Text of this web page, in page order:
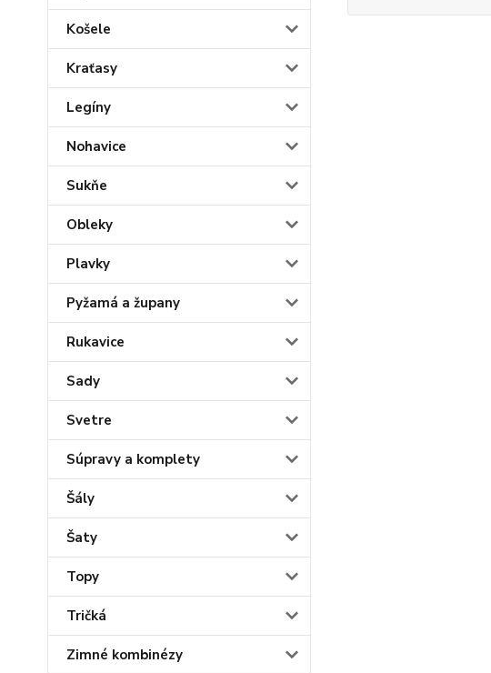
Košele
Kraťasy
Legíny
Nohavice
Sukňe
Obleky
Plavky
Pyžamá a župany
Rukavice
Sady
Svetre
Súpravy a komplety
Šály
Šaty
Topy
Tričká
Zimné kombinézy